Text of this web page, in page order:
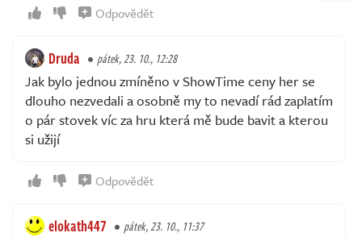
Odpovědět
Druda pátek, 23. 10., 12:28
Jak bylo jednou zmíněno v ShowTime ceny her se
dlouho nezvedali a osobně my to nevadí rád zaplatím
o pár stovek víc za hru která mě bude bavit a kterou
si užijí
Odpovědět
elokath447 pátek, 23. 10., 11:37